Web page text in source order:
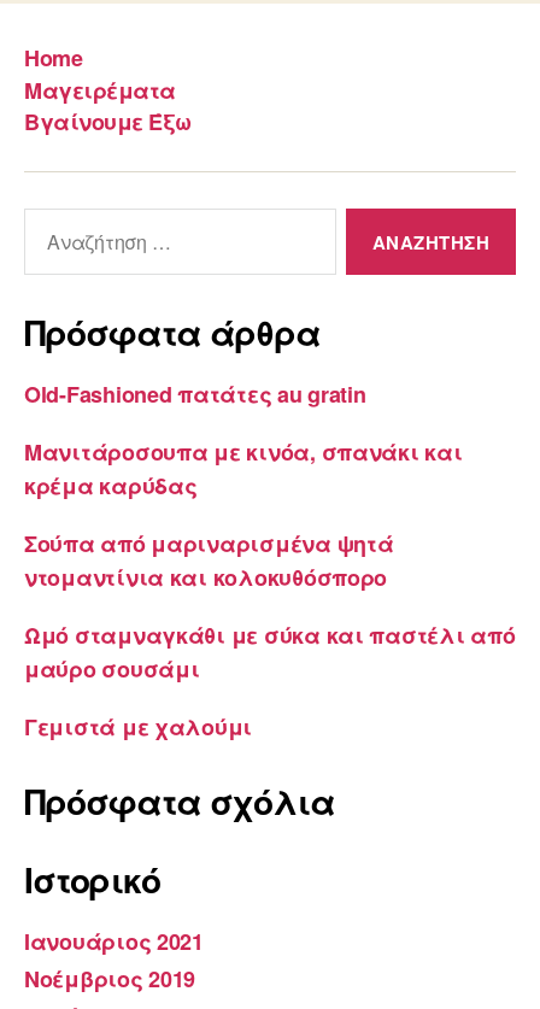
Home
Μαγειρέματα
Βγαίνουμε Έξω
για:
Πρόσφατα άρθρα
Old-Fashioned πατάτες au gratin
Μανιτάροσουπα με κινόα, σπανάκι και
κρέμα καρύδας
Σούπα από μαριναρισμένα ψητά
ντομαντίνια και κολοκυθόσπορο
Ωμό σταμναγκάθι με σύκα και παστέλι από
μαύρο σουσάμι
Γεμιστά με χαλούμι
Πρόσφατα σχόλια
Ιστορικό
Ιανουάριος 2021
Νοέμβριος 2019